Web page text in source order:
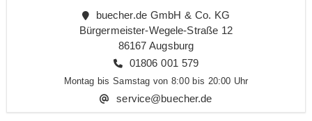
buecher.de GmbH & Co. KG
Bürgermeister-Wegele-Straße 12
86167 Augsburg
01806 001 579
Montag bis Samstag von 8:00 bis 20:00 Uhr
service@buecher.de